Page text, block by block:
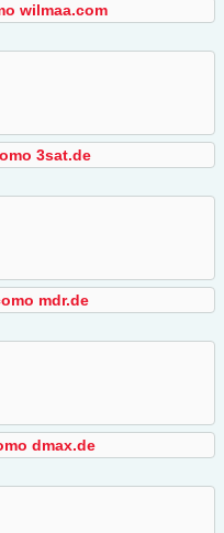
wilmaa.com
3sat.de
mdr.de
dmax.de